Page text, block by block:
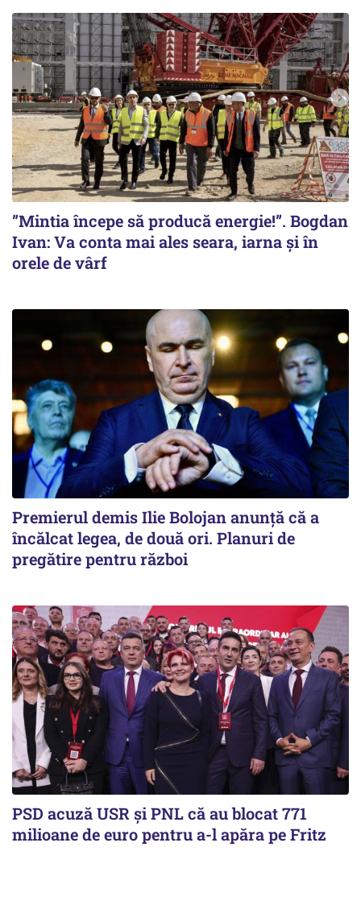
”Mintia începe să producă energie!”. Bogdan
Ivan: Va conta mai ales seara, iarna și în
orele de vârf
Premierul demis Ilie Bolojan anunță că a
încălcat legea, de două ori. Planuri de
pregătire pentru război
PSD acuză USR și PNL că au blocat 771
milioane de euro pentru a-l apăra pe Fritz